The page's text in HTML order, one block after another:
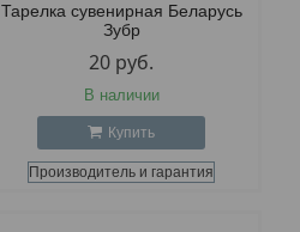
Тарелка сувенирная Беларусь
Зубр
20 руб.
В наличии
Купить
Производитель и гарантия